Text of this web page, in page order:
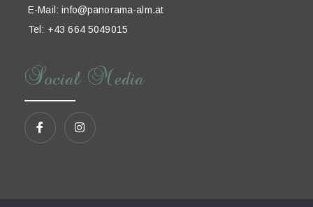
E-Mail:info@panorama-alm.at
Tel: +43 664 5049015
Social Media